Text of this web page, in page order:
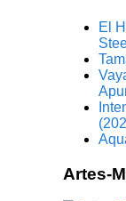
El
Artes-